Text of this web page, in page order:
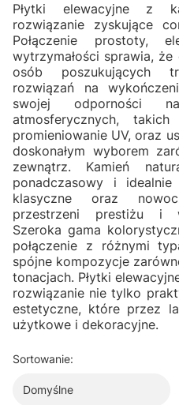
Płytki elewacyjne z
rozwiązanie zyskujące
Połączenie prostoty,
wytrzymałości sprawia,
osób poszukujących
rozwiązań na
swojej odporności
atmosferycznych,
promieniowanie UV, oraz
doskonałym wyborem
zewnątrz. Kamień
ponadczasowy i
klasyczne oraz
przestrzeni prestiżu i
Szeroka gama
połączenie z różnymi
spójne kompozycje
tonacjach. Płytki
rozwiązanie nie tylko
estetyczne, które przez
użytkowe i dekoracyjne.
Sortowanie:
Domyślne